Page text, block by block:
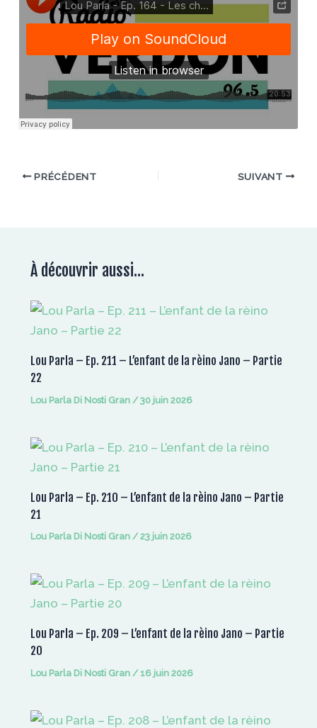
PRÉCÉDENT SUIVANT
À découvrir aussi...
Lou Parla – Ep. 211 – L’enfant de la rèino Jano – Partie
22
Lou Parla Di Nosti Gran/30 juin 2026
Lou Parla – Ep. 210 – L’enfant de la rèino Jano – Partie
21
Lou Parla Di Nosti Gran/23 juin 2026
Lou Parla – Ep. 209 – L’enfant de la rèino Jano – Partie
20
Lou Parla Di Nosti Gran/16 juin 2026